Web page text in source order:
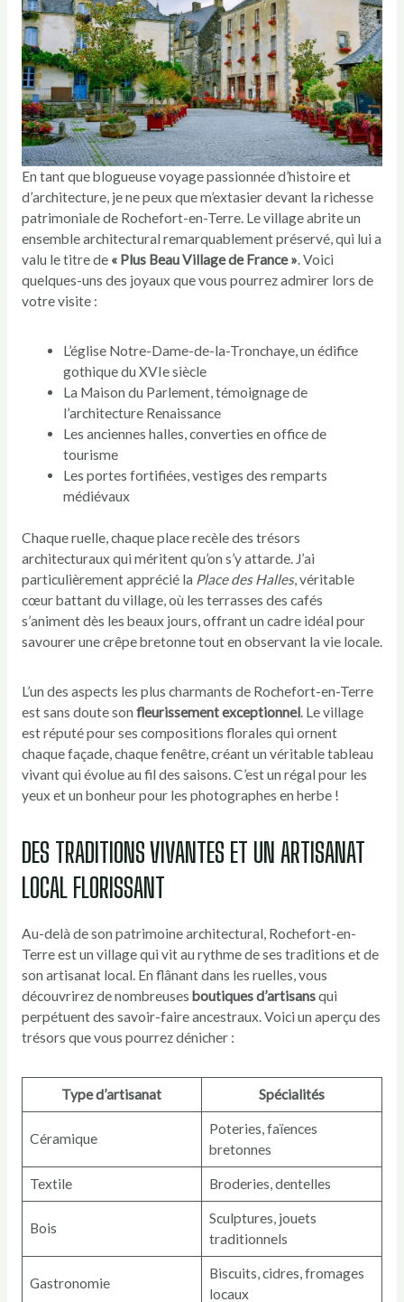
En tant que blogueuse voyage passionnée d’histoire et
d’architecture, je ne peux que m’extasier devant la richesse
patrimoniale de Rochefort-en-Terre. Le village abrite un
ensemble architectural remarquablement préservé, qui lui a
valu le titre de « Plus Beau Village de France ». Voici
quelques-uns des joyaux que vous pourrez admirer lors de
votre visite :
L’église Notre-Dame-de-la-Tronchaye, un édifice
gothique du XVIe siècle
La Maison du Parlement, témoignage de
l’architecture Renaissance
Les anciennes halles, converties en office de
tourisme
Les portes fortifiées, vestiges des remparts
médiévaux
Chaque ruelle, chaque place recèle des trésors
architecturaux qui méritent qu’on s’y attarde. J’ai
particulièrement apprécié la Place des Halles, véritable
cœur battant du village, où les terrasses des cafés
s’animent dès les beaux jours, offrant un cadre idéal pour
savourer une crêpe bretonne tout en observant la vie locale.
L’un des aspects les plus charmants de Rochefort-en-Terre
est sans doute son fleurissement exceptionnel. Le village
est réputé pour ses compositions florales qui ornent
chaque façade, chaque fenêtre, créant un véritable tableau
vivant qui évolue au fil des saisons. C’est un régal pour les
yeux et un bonheur pour les photographes en herbe !
DES TRADITIONS VIVANTES ET UN ARTISANAT
LOCAL FLORISSANT
Au-delà de son patrimoine architectural, Rochefort-en-
Terre est un village qui vit au rythme de ses traditions et de
son artisanat local. En flânant dans les ruelles, vous
découvrirez de nombreuses boutiques d’artisansqui
perpétuent des savoir-faire ancestraux. Voici un aperçu des
trésors que vous pourrez dénicher :
Type d’artisanat Spécialités
Céramique
Poteries, faïences
bretonnes
Textile Broderies, dentelles
Bois
Sculptures, jouets
traditionnels
Gastronomie
Biscuits, cidres, fromages
locaux